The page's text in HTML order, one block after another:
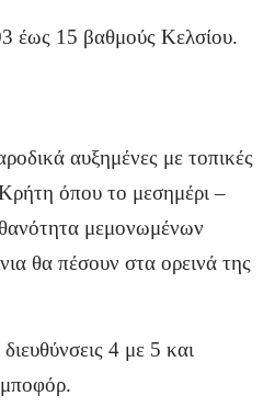
έως 15 βαθμούς Κελσίου.
αυξημένες με τοπικές
όπου το μεσημέρι –
μεμονωμένων
θα πέσουν στα ορεινά της
4 με 5 και